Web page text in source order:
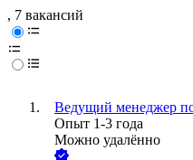
, 7 вакансий
Ведущий менеджер
Опыт 1-3 года
Можно удалённо